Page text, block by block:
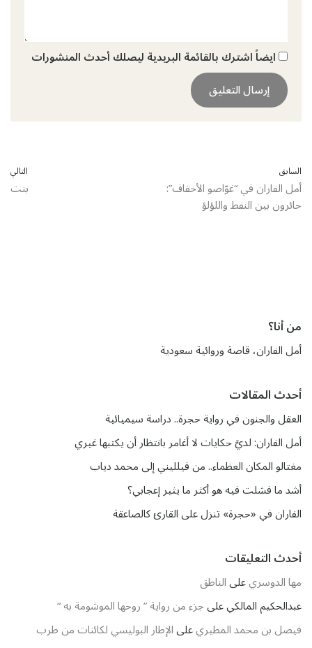
ايضاً اشترك بالقائمة البريدية ليصلك أحدث المنشورات
السابق
أمل الفاران في “غوّاصو الأحقاف”:
حائرون بين النفط واللؤلؤ
التالي
بنت
من أنا؟
أمل الفاران، قاصة وروائية سعودية
أحدث المقالات
العقل والجنون في رواية حجرة.. دراسة سيميائية
أمل الفاران: لديَّ حكايات لا أغامر بانتظار أن يكتبها غيري
مغتالو المكان العظماء.. من فيلليني إلى محمد دياب
أشد ما فشلت فيه هو أكثر ما يثير إعجابي؟
الفاران في «حجرة» تنزل على القارئ كالصاعقة
أحدث التعليقات
مها الدوسريعلىالناطق
عبدالحكيم المالكيعلىجزء من رواية ” روحها الموشومة به “
فيصل بن محمد المطيريعلىالإطار البوليسي لكائنات من طرب